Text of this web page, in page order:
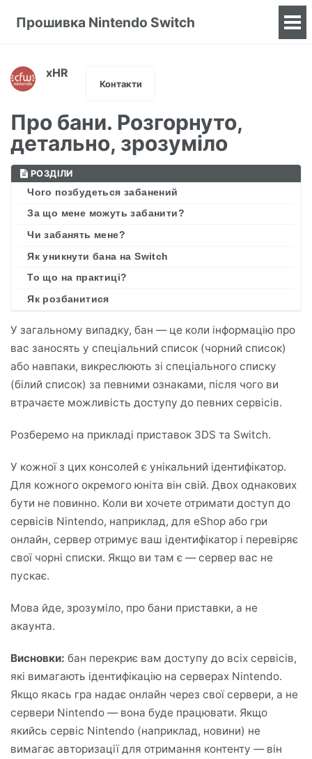
Прошивка Nintendo Switch
xHR
Контакти
Про бани. Розгорнуто,
детально, зрозуміло
РОЗДІЛИ
Чого позбудеться забанений
За що мене можуть забанити?
Чи забанять мене?
Як уникнути бана на Switch
То що на практиці?
Як розбанитися
У загальному випадку, бан — це коли інформацію про
вас заносять у спеціальний список (чорний список)
або навпаки, викреслюють зі спеціального списку
(білий список) за певними ознаками, після чого ви
втрачаєте можливість доступу до певних сервісів.
Розберемо на прикладі приставок 3DS та Switch.
У кожної з цих консолей є унікальний ідентифікатор.
Для кожного окремого юніта він свій. Двох однакових
бути не повинно. Коли ви хочете отримати доступ до
сервісів Nintendo, наприклад, для eShop або гри
онлайн, сервер отримує ваш ідентифікатор і перевіряє
свої чорні списки. Якщо ви там є — сервер вас не
пускає.
Мова йде, зрозуміло, про бани приставки, а не
акаунта.
Висновки: бан перекриє вам доступу до всіх сервісів,
які вимагають ідентифікацію на серверах Nintendo.
Якщо якась гра надає онлайн через свої сервери, а не
сервери Nintendo — вона буде працювати. Якщо
якийсь сервіс Nintendo (наприклад, новини) не
вимагає авторизації для отримання контенту — він